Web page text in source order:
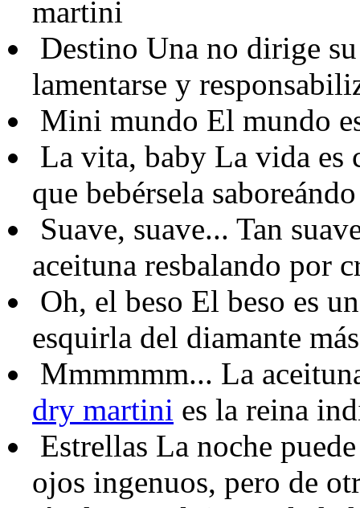
martini
Destino Una no dirige
lamentarse y
Mini mundo El mundo
La vita, baby La vida es
que bebérsela
Suave, suave... Tan
aceituna resbalando por
Oh, el beso El beso es
esquirla del diamante
Mmmmmm... La
dry martini es la reina
Estrellas La noche
ojos ingenuos, pero de